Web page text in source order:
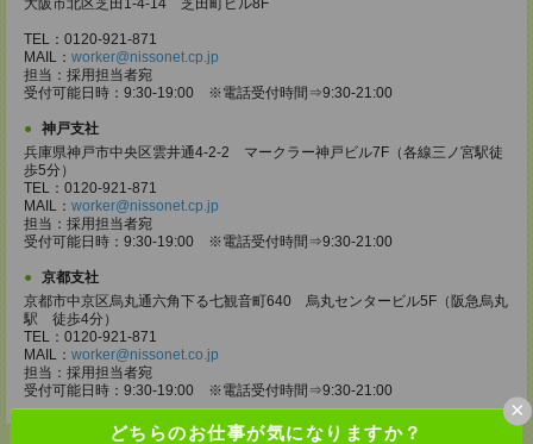
どちらのお仕事が気になりますか？
×
大阪市北区芝田1-4-14 芝田町ビル8F
TEL：0120-921-871
MAIL： worker@nissonet.cp.jp
担当：採用担当者宛
受付可能日時：9:30-19:00 ※電話受付時間⇒9:30-21:00
神戸支社
兵庫県神戸市中央区雲井通4-2-2 マークラー神戸ビル7F（各線三ノ宮駅徒
歩5分）
TEL：0120-921-871
MAIL： worker@nissonet.cp.jp
担当：採用担当者宛
受付可能日時：9:30-19:00 ※電話受付時間⇒9:30-21:00
京都支社
京都市中京区烏丸通六角下る七観音町640 烏丸センタービル5F（阪急烏丸
駅 徒歩4分）
TEL：0120-921-871
MAIL： worker@nissonet.co.jp
担当：採用担当者宛
受付可能日時：9:30-19:00 ※電話受付時間⇒9:30-21:00